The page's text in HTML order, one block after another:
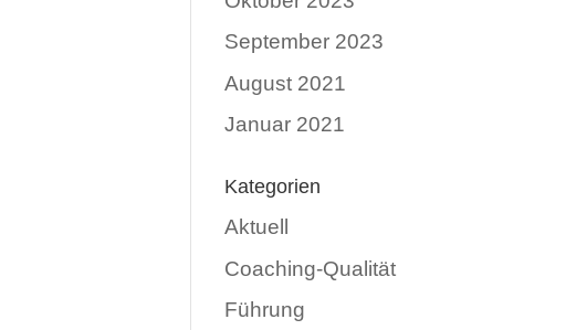
September 2023
August 2021
Januar 2021
Kategorien
Aktuell
Coaching-Qualität
Führung